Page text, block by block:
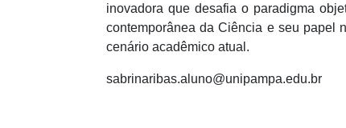
inovadora que desafia o paradigma
contemporânea da Ciência e seu papel
cenário acadêmico atual.
sabrinaribas.aluno@unipampa.edu.br